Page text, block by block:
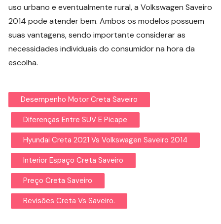
uso urbano e eventualmente rural, a Volkswagen Saveiro
2014 pode atender bem. Ambos os modelos possuem
suas vantagens, sendo importante considerar as
necessidades individuais do consumidor na hora da
escolha.
Desempenho Motor Creta Saveiro
Diferenças Entre SUV E Picape
Hyundai Creta 2021 Vs Volkswagen Saveiro 2014
Interior Espaço Creta Saveiro
Preço Creta Saveiro
Revisões Creta Vs Saveiro.